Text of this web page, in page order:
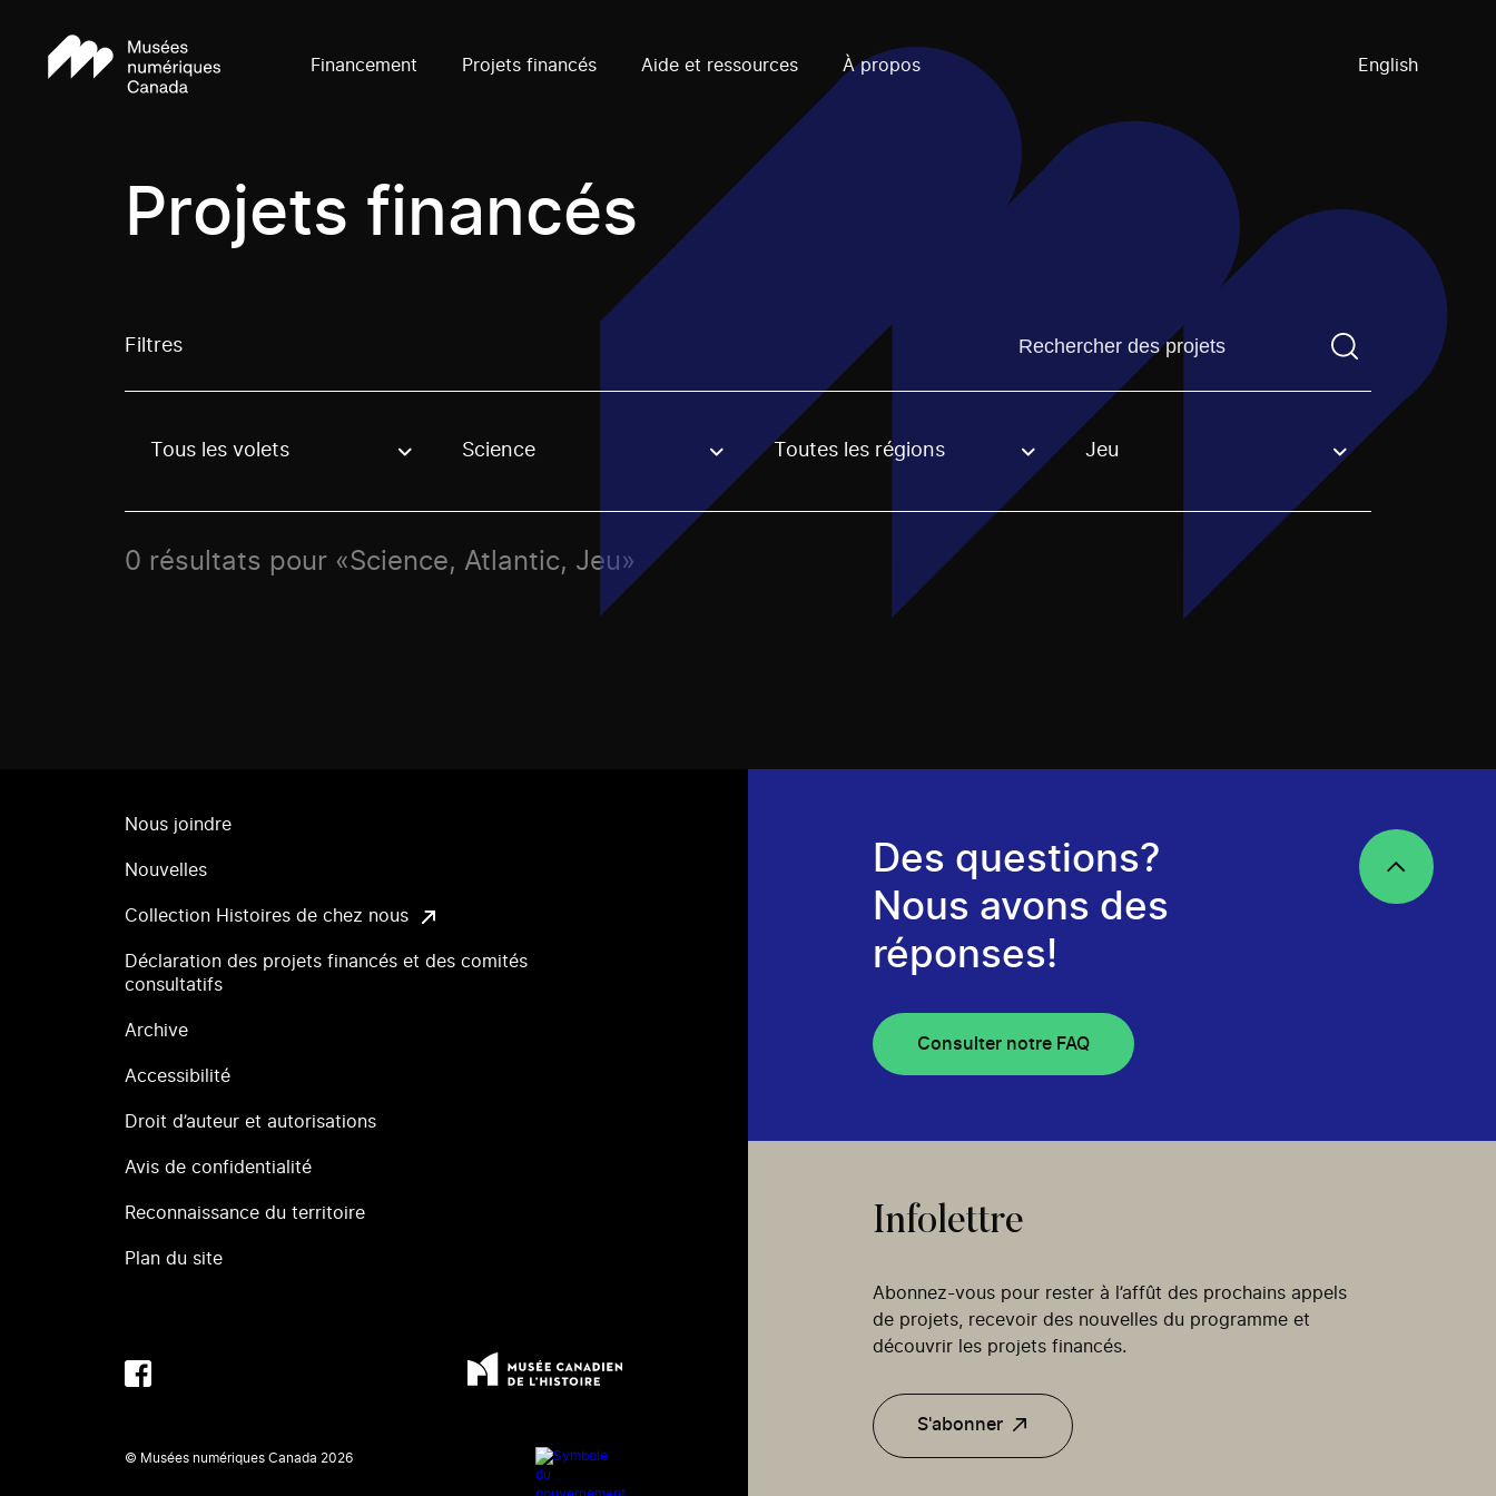
Financement Projets financés Aide et ressources À propos English
Projets financés
Filtres Trouvez un projetVous devez saisir un terme de
Use these options to filter projects by topic, stream or regon. The filter will be applied when selecting an option.
Tous les volets Science Toutes les régions Jeu
0 résultats pour «Science, Atlantic, Jeu»
Nous joindre
Nouvelles
Collection Histoires de chez nous
Déclaration des projets financés et des comités
consultatifs
Archive
Accessibilité
Droit d’auteur et autorisations
Avis de confidentialité
Reconnaissance du territoire
Plan du site
© Musées numériques Canada 2026
Des questions?
Nous avons des
réponses!
Consulter notre FAQ
Infolettre
Abonnez-vous pour rester à l’affût des prochains appels
de projets, recevoir des nouvelles du programme et
découvrir les projets financés.
S'abonner